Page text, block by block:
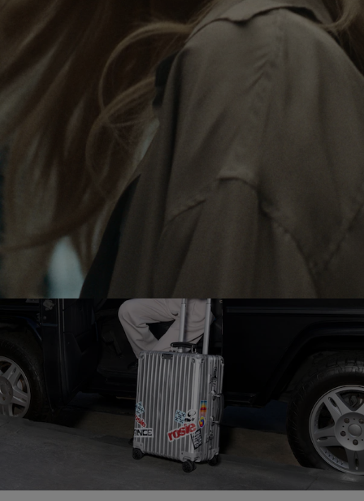
RIPRODURLO
LAUDIO
La sua RIMOWA Classic Cabin funge da ricordo di
tutte le storie che ha raccolto, ogni adesivo, graffio
e ammaccatura è un simbolo del suo viaggio.